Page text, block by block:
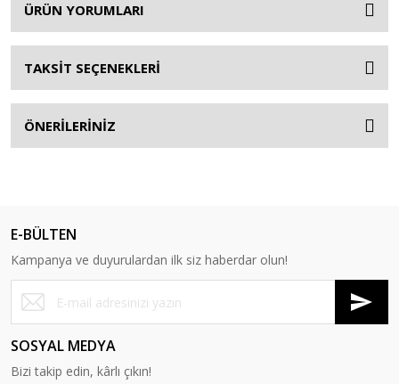
ÜRÜN YORUMLARI
TAKSİT SEÇENEKLERİ
ÖNERİLERİNİZ
E-BÜLTEN
Kampanya ve duyurulardan ilk siz haberdar olun!
SOSYAL MEDYA
Bizi takip edin, kârlı çıkın!